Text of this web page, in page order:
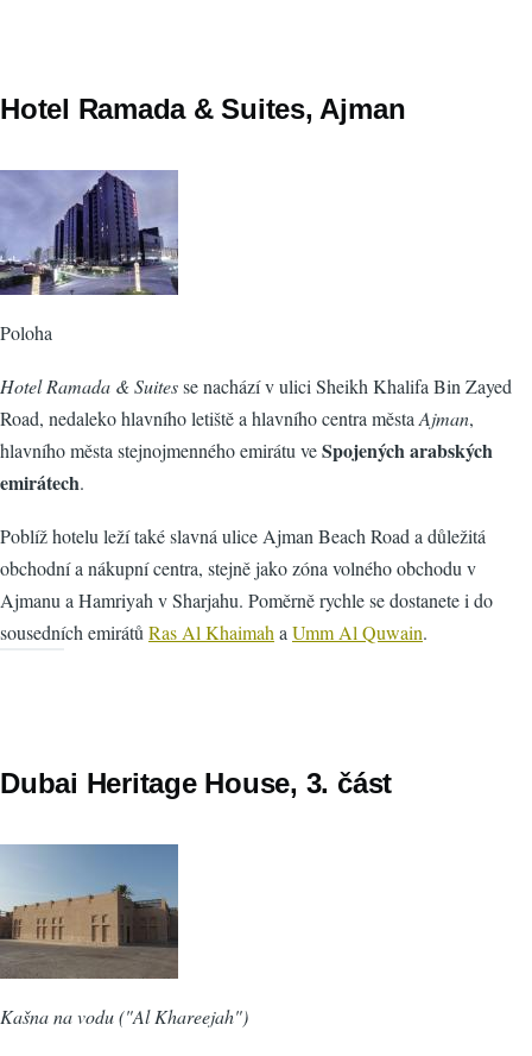
Hotel Ramada & Suites, Ajman
Poloha
Hotel Ramada & Suitesse nachází v ulici Sheikh Khalifa Bin Zayed
Road, nedaleko hlavního letiště a hlavního centra města Ajman,
hlavního města stejnojmenného emirátu veSpojených arabských
emirátech.
Poblíž hotelu leží také slavná ulice Ajman Beach Road a důležitá
obchodní a nákupní centra, stejně jako zóna volného obchodu v
Ajmanu a Hamriyah v Sharjahu. Poměrně rychle se dostanete i do
sousedních emirátů Ras Al Khaimah a Umm Al Quwain.
Dubai Heritage House, 3. část
Kašna na vodu ("Al Khareejah")